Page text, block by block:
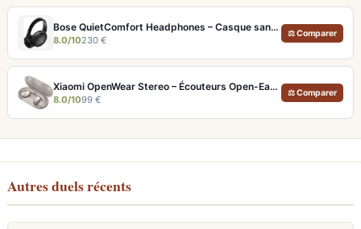
Bose QuietComfort Headphones – Casque sans fil à réduction de bruit légendaire
8.0/10230 €
⚖ Comparer
Xiaomi OpenWear Stereo – Écouteurs Open-Ear Hi-Res avec réduction de fuite sonore
8.0/1099 €
⚖ Comparer
Autres duels récents